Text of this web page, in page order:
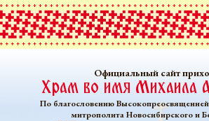
Официальный сайт
Храм во имя Михаила
По благословению
митрополита Новосибирского и